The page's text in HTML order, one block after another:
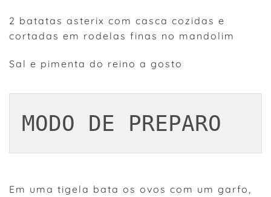
2 batatas asterix com casca cozidas e
cortadas em rodelas finas no mandolim
Sal e pimenta do reino a gosto
MODO DE PREPARO
Em uma tigela bata os ovos com um garfo,